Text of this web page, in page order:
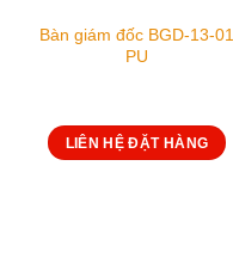
Bàn giám đốc BGD-13-01
PU
LIÊN HỆ ĐẶT HÀNG